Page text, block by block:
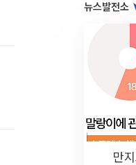
뉴스발전소
만